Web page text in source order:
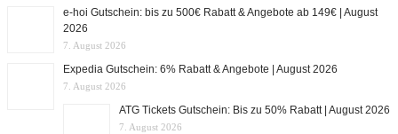
e-hoi Gutschein: bis zu 500€ Rabatt & Angebote ab 149€ | August
2026
7. August 2026
Expedia Gutschein: 6% Rabatt & Angebote | August 2026
7. August 2026
ATG Tickets Gutschein: Bis zu 50% Rabatt | August 2026
7. August 2026